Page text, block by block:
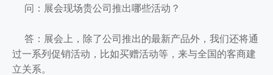
问：展会现场贵公司推出哪些活动？
答：展会上，除了公司推出的最新产品外，我们还将通
过一系列促销活动，比如买赠活动等，来与全国的客商建
立关系。